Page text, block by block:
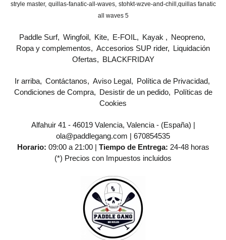
stryle master quillas-fanatic-all-waves stohkt-wzve-and-chill
​quillas fanatic
all waves 5
Paddle Surf Wingfoil Kite E-FOIL Kayak
Neopreno
Ropa y complementos
Accesorios SUP rider
Liquidación
Ofertas
BLACKFRIDAY
Ir arriba Contáctanos Aviso Legal
Política de Privacidad
Condiciones de Compra
Desistir de un pedido
Políticas de
Cookies
Alfahuir 41 - 46019 Valencia, Valencia - (España) |
ola@paddlegang.com | 670854535
Horario: 09:00 a 21:00 | Tiempo de Entrega: 24-48 horas
(*) Precios con Impuestos incluidos